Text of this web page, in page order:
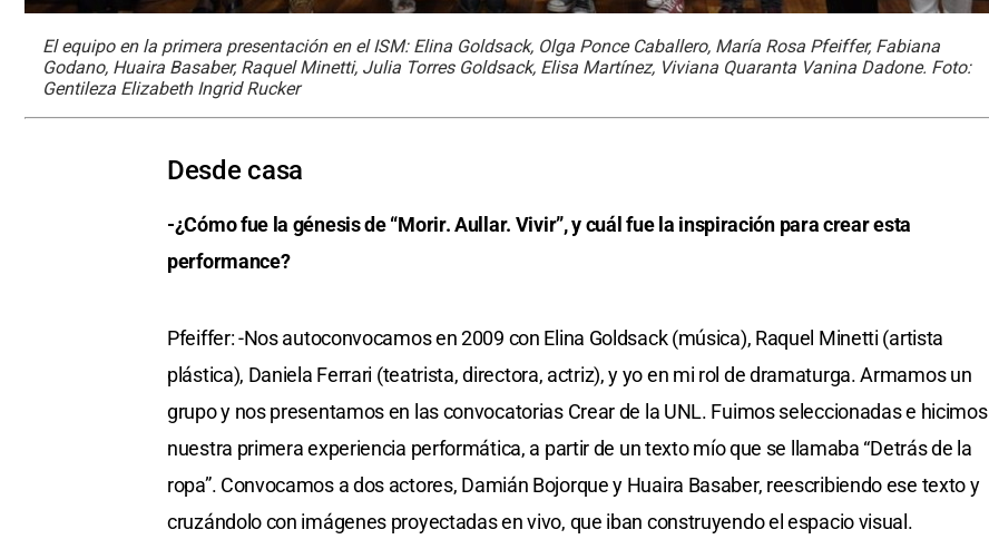
El equipo en la primera presentación en el ISM: Elina Goldsack, Olga Ponce Caballero, María Rosa Pfeiffer, Fabiana
Godano, Huaira Basaber, Raquel Minetti, Julia Torres Goldsack, Elisa Martínez, Viviana Quaranta Vanina Dadone. Foto:
Gentileza Elizabeth Ingrid Rucker
Desde casa
-¿Cómo fue la génesis de “Morir. Aullar. Vivir”, y cuál fue la inspiración para crear esta
performance?
Pfeiffer: -Nos autoconvocamos en 2009 con Elina Goldsack (música), Raquel Minetti (artista
plástica), Daniela Ferrari (teatrista, directora, actriz), y yo en mi rol de dramaturga. Armamos un
grupo y nos presentamos en las convocatorias Crear de la UNL. Fuimos seleccionadas e hicimos
nuestra primera experiencia performática, a partir de un texto mío que se llamaba “Detrás de la
ropa”. Convocamos a dos actores, Damián Bojorque y Huaira Basaber, reescribiendo ese texto y
cruzándolo con imágenes proyectadas en vivo, que iban construyendo el espacio visual.